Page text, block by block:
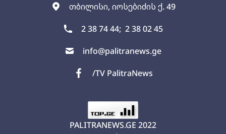
თბილისი, იოსებიძის ქ. 49
2 38 74 44; 2 38 02 45
info@palitranews.ge
/TV PalitraNews
PALITRANEWS.GE 2022